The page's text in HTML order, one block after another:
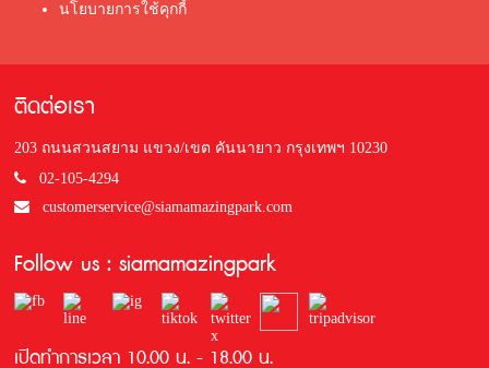
นโยบายการใช้คุกกี้
ติดต่อเรา
203 ถนนสวนสยาม แขวง/เขต คันนายาว กรุงเทพฯ 10230
02-105-4294
customerservice@siamamazingpark.com
Follow us : siamamazingpark
เปิดทำการเวลา 10.00 น. - 18.00 น.